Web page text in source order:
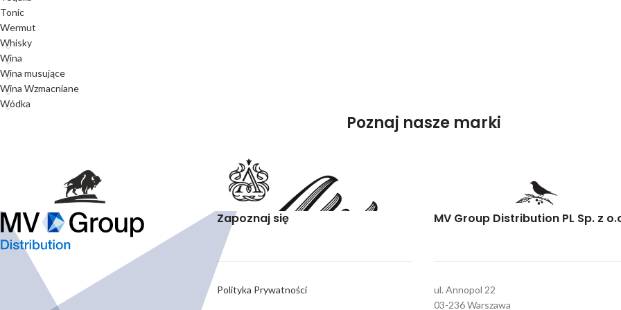
Tonic
Wermut
Whisky
Wina
Wina musujące
Wina Wzmacniane
Wódka
Poznaj nasze marki
Zapoznaj się
Polityka Prywatności
MV Group Distribution PL Sp. z
ul. Annopol 22
03-236 Warszawa